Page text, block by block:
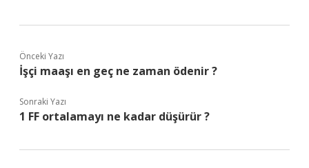
Önceki Yazı
İşçi maaşı en geç ne zaman ödenir ?
Sonraki Yazı
1 FF ortalamayı ne kadar düşürür ?